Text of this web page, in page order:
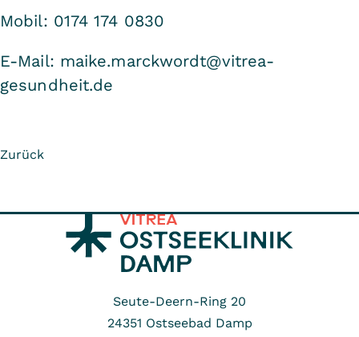
Mobil: 0174 174 0830
E-Mail: maike.marckwordt@vitrea-
gesundheit.de
Zurück
Seute-Deern-Ring 20
24351 Ostseebad Damp